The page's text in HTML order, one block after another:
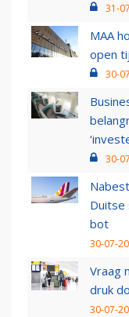
31-
MAA
open
30-
30-
Duitse
bot
30-07-
Vraag
druk
30-07-